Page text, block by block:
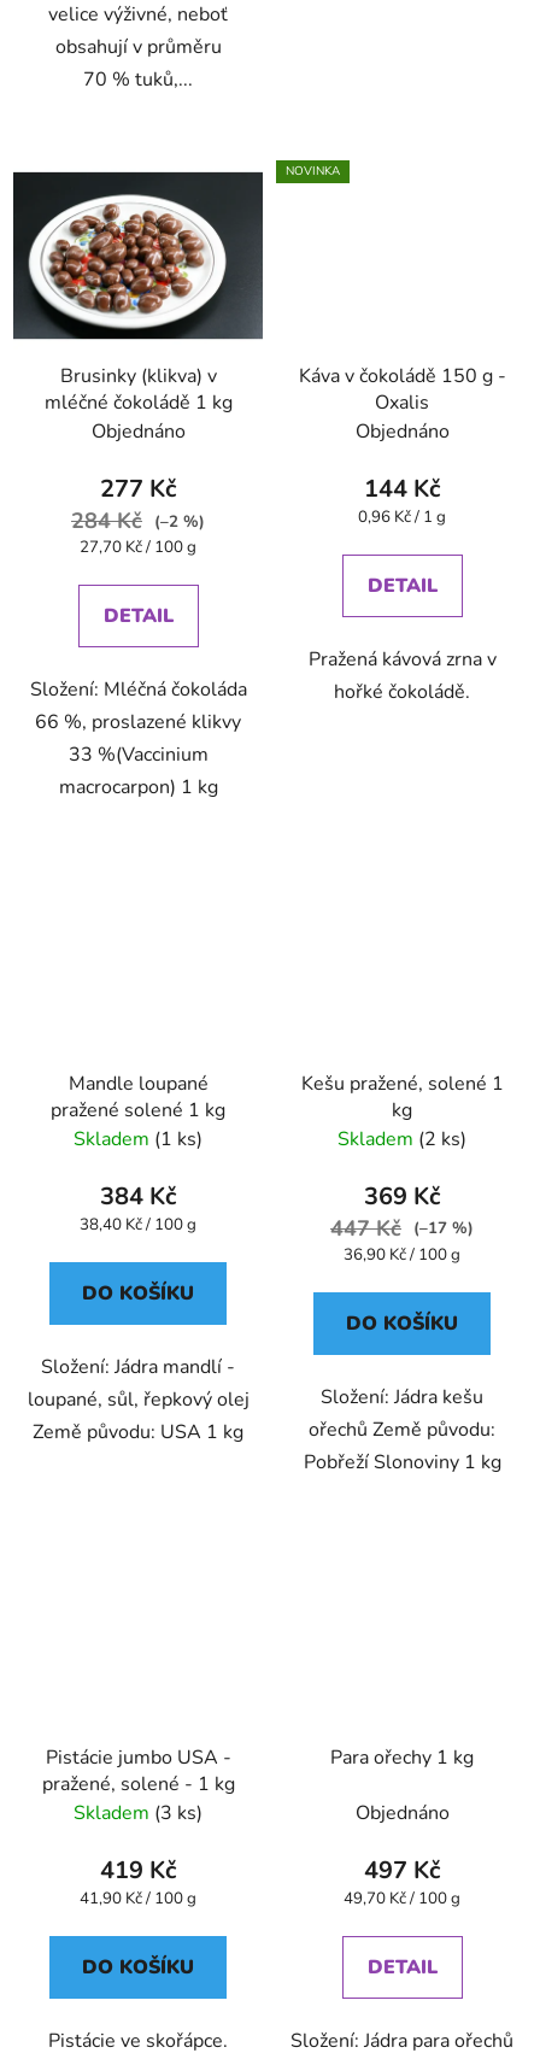
velice výživné, neboť
obsahují v průměru
70 % tuků,...
Brusinky (klikva) v
mléčné čokoládě 1 kg
Objednáno
277 Kč
284 Kč
(–2 %)
Měrná
27,70 Kč / 100 g
DETAIL
Složení: Mléčná čokoláda
66 %, proslazené klikvy
33 %(Vaccinium
macrocarpon) 1 kg
NOVINKA
Káva v čokoládě 150 g -
Oxalis
Objednáno
144 Kč
Měrná
0,96 Kč / 1 g
DETAIL
Pražená kávová zrna v
hořké čokoládě.
Mandle loupané
pražené solené 1 kg
Skladem (1 ks)
384 Kč
Měrná
38,40 Kč / 100 g
DO KOŠÍKU
Složení: Jádra mandlí -
loupané, sůl, řepkový olej
Země původu: USA 1 kg
Kešu pražené, solené 1
kg
Skladem (2 ks)
369 Kč
447 Kč
(–17 %)
Měrná
36,90 Kč / 100 g
DO KOŠÍKU
Složení: Jádra kešu
ořechů Země původu:
Pobřeží Slonoviny 1 kg
Pistácie jumbo USA -
pražené, solené - 1 kg
Skladem (3 ks)
419 Kč
Měrná
41,90 Kč / 100 g
DO KOŠÍKU
Pistácie ve skořápce.
Para ořechy 1 kg
Objednáno
497 Kč
Měrná
49,70 Kč / 100 g
DETAIL
Složení: Jádra para ořechů